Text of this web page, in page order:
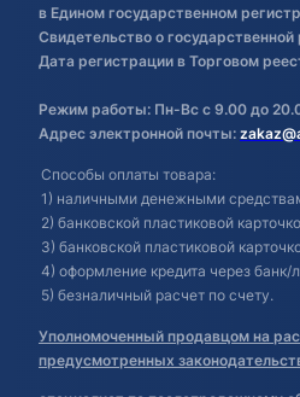
в Едином государственном
Свидетельство о
Дата регистрации в Торговом
Режим работы: Пн-Вс с 9.00 до
Адрес электронной почты:
Способы оплаты товара:
1) наличными денежными
2) банковской пластиковой
3) банковской пластиковой
4) оформление кредита через банк/
5) безналичный расчет по счету.
Уполномоченный продавцом на
предусмотренных